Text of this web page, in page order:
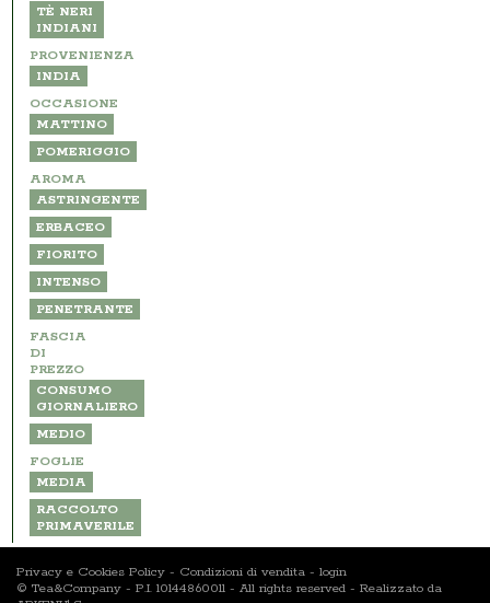
TÈ NERI
INDIANI
PROVENIENZA
INDIA
OCCASIONE
MATTINO
POMERIGGIO
AROMA
ASTRINGENTE
ERBACEO
FIORITO
INTENSO
PENETRANTE
FASCIA
DI
PREZZO
CONSUMO
GIORNALIERO
MEDIO
FOGLIE
MEDIA
RACCOLTO
PRIMAVERILE
Privacy e Cookies Policy - Condizioni di vendita - login
© Tea&Company - P.I. 10144860011 - All rights reserved - Realizzato da